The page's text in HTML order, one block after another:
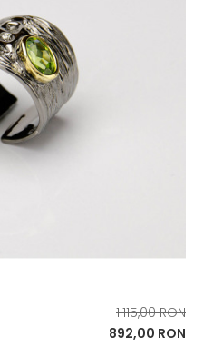
Pret
de
1.115,00 RON
Pret
892,00 RON